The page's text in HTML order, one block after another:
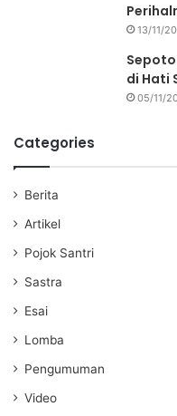
13/11/
di Hati
05/11/
Categories
Berita
Artikel
Pojok Santri
Sastra
Esai
Lomba
Pengumuman
Video